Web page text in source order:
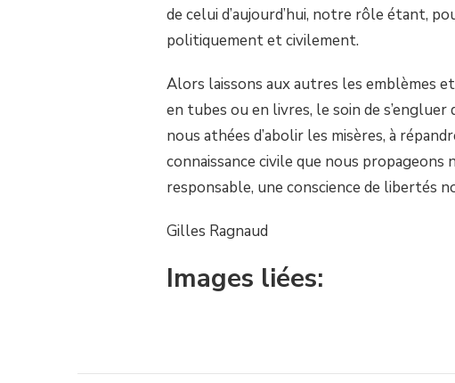
de celui d’aujourd’hui, notre rôle étant,
politiquement et civilement.
Alors laissons aux autres les emblèmes
en tubes ou en livres, le soin de
nous athées d’abolir les misères, à
connaissance civile que nous propageons
responsable, une conscience de libertés
Gilles Ragnaud
Images liées: